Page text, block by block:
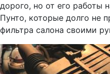
дорого, но от его работы
Пунто, которые долго не
фильтра салона своими